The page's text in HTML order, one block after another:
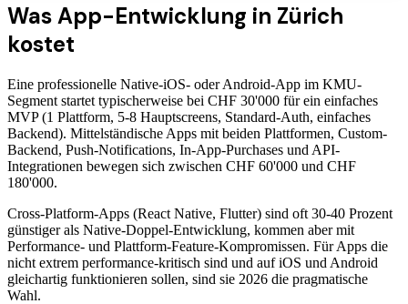
Was App-Entwicklung in Zürich
kostet
Eine professionelle Native-iOS- oder Android-App im KMU-
Segment startet typischerweise bei CHF 30'000 für ein einfaches
MVP (1 Plattform, 5-8 Hauptscreens, Standard-Auth, einfaches
Backend). Mittelständische Apps mit beiden Plattformen, Custom-
Backend, Push-Notifications, In-App-Purchases und API-
Integrationen bewegen sich zwischen CHF 60'000 und CHF
180'000.
Cross-Platform-Apps (React Native, Flutter) sind oft 30-40 Prozent
günstiger als Native-Doppel-Entwicklung, kommen aber mit
Performance- und Plattform-Feature-Kompromissen. Für Apps die
nicht extrem performance-kritisch sind und auf iOS und Android
gleichartig funktionieren sollen, sind sie 2026 die pragmatische
Wahl.